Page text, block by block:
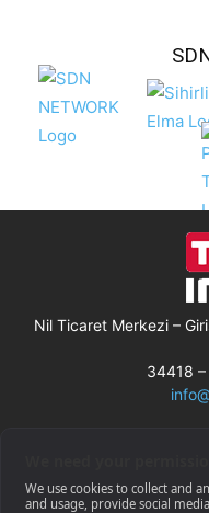
Nil Ticaret Merkezi –
34418 –